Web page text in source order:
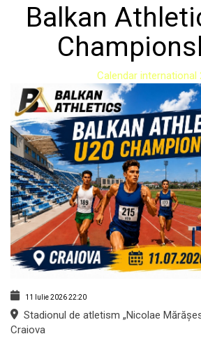
Balkan
Calendar international
11 Iulie 202622:20
Stadionul de atletism „Nicolae
Craiova